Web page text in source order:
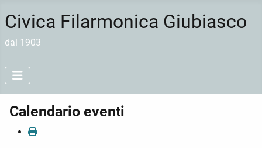
Civica Filarmonica Giubiasco
dal 1903
Calendario eventi